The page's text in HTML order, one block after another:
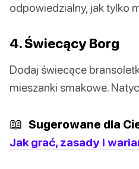
odpowiedzialny, jak tylko
4. Świecący Borg
Dodaj świecące
mieszanki smakowe.
📖 Sugerowane dla
Jak grać, zasady i